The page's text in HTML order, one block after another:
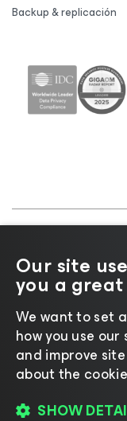
Backup & replicación
Aviso de
Our site
you a
We want to set
how you use
and improve
about the
SHOW